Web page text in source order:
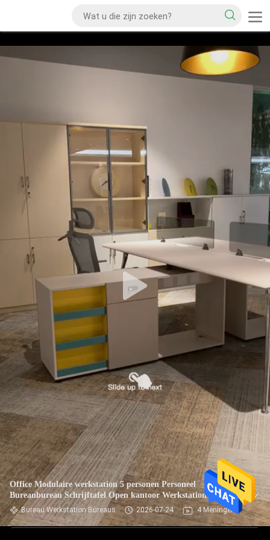
Office Modulaire werkstation 5 personen Personeel
Bureaubureau Schrijftafel Open kantoor Werkstation
Bureau Werkstation Bureaus 2026-07-24 4 Meningen